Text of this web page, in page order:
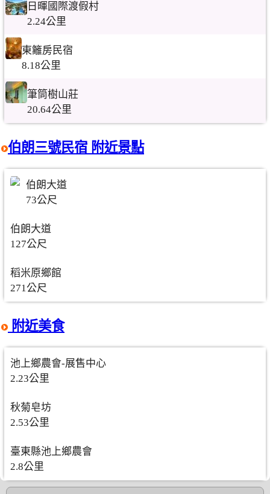
日暉國際渡假村
2.24公里
東籬房民宿
8.18公里
筆筒樹山莊
20.64公里
伯朗三號民宿 附近景點
伯朗大道
73公尺
伯朗大道
127公尺
稻米原鄉館
271公尺
附近美食
池上鄉農會-展售中心
2.23公里
秋菊皂坊
2.53公里
臺東縣池上鄉農會
2.8公里